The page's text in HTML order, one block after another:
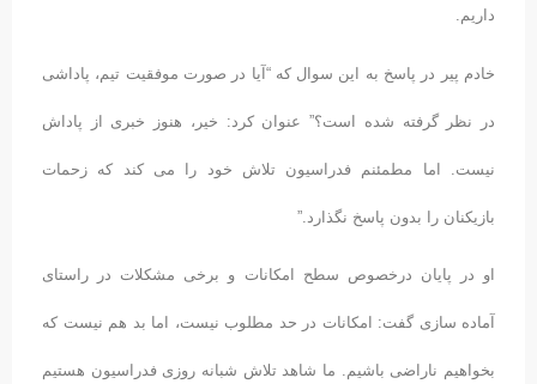
داریم.
خادم پیر در پاسخ به این سوال که “آیا در صورت موفقیت تیم، پاداشی
در نظر گرفته شده است؟” عنوان کرد: خیر، هنوز خبری از پاداش
نیست. اما مطمئنم فدراسیون تلاش خود را می کند که زحمات
بازیکنان را بدون پاسخ نگذارد.”
او در پایان درخصوص سطح امکانات و برخی مشکلات در راستای
آماده سازی گفت: امکانات در حد مطلوب نیست، اما بد هم نیست که
بخواهیم ناراضی باشیم. ما شاهد تلاش شبانه روزی فدراسیون هستیم